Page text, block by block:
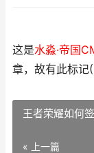
这是水淼·帝国
章，故有此标
王者荣耀如何
« 上一篇